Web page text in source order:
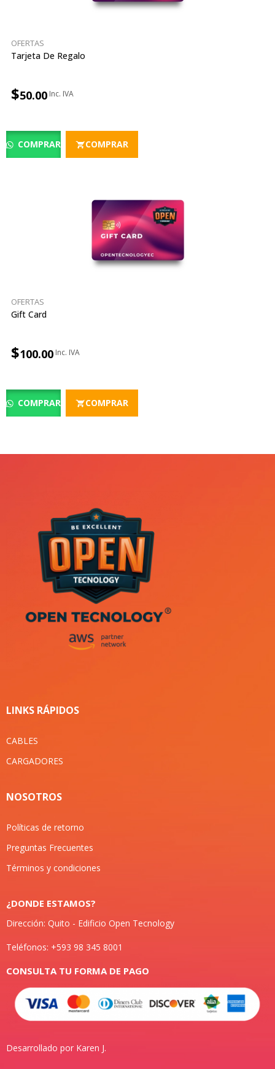
OFERTAS
Tarjeta De Regalo
$50.00
COMPRAR COMPRAR
OFERTAS
Gift Card
$100.00
COMPRAR COMPRAR
LINKS RÁPIDOS
CABLES
CARGADORES
NOSOTROS
Políticas de retorno
Preguntas Frecuentes
Términos y condiciones
¿DONDE ESTAMOS?
Dirección: Quito - Edificio Open Tecnology
Teléfonos: +593 98 345 8001
CONSULTA TU FORMA DE PAGO
Desarrollado por Karen J.